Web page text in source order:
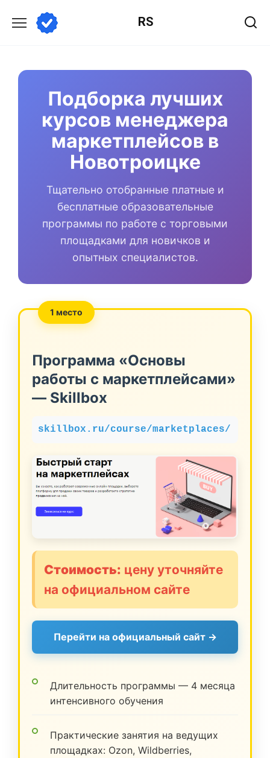
содержанию
RS
Подборка лучших
курсов менеджера
маркетплейсов в
Новотроицке
Тщательно отобранные платные и
бесплатные образовательные
программы по работе с торговыми
площадками для новичков и
опытных специалистов.
1 место
Программа «Основы
работы с маркетплейсами»
— Skillbox
skillbox.ru/course/marketplaces/
Стоимость: цену уточняйте
на официальном сайте
Перейти на официальный сайт →
Длительность программы — 4 месяца
интенсивного обучения
Практические занятия на ведущих
площадках: Ozon, Wildberries,